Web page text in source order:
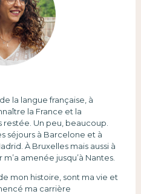
la langue française, à
la France et la
restée. Un peu, beaucoup.
séjours à Barcelone et à
À Bruxelles mais aussi à
m’a amenée jusqu’à Nantes.
mon histoire, sont ma vie et
ma carrière